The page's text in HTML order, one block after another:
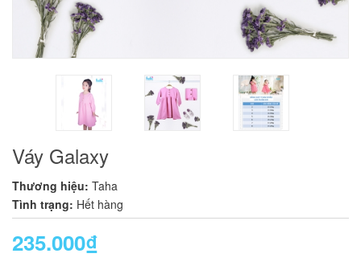
Váy Galaxy
Thương hiệu: Taha
Tình trạng: Hết hàng
235.000₫